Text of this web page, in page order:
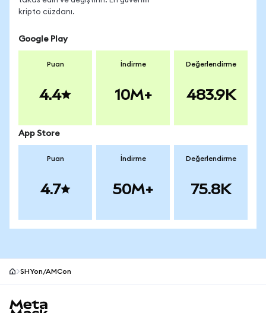
kripto cüzdanı.
Google Play
Puan
4.4
İndirme
10M+
Değerlendirme
483.9K
App Store
Puan
4.7
İndirme
50M+
Değerlendirme
75.8K
SHYon/AMCon